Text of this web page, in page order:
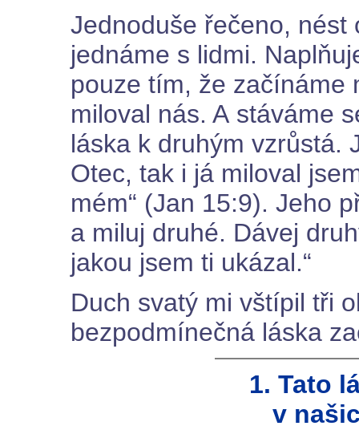
Jednoduše řečeno, nést
jednáme s lidmi.
pouze tím, že začínáme
miloval nás. A stáváme
láska k druhým vzrůstá.
Otec, tak i já miloval
mém“ (Jan 15:9). Jeho
a miluj druhé. Dávej
jakou jsem ti ukázal.“
Duch svatý mi vštípil tři
bezpodmínečná láska
1. Tato
v